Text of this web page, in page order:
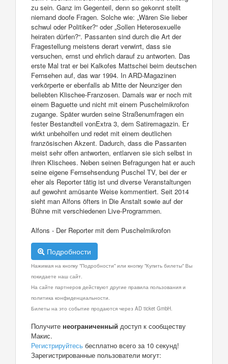
zu sein. Ganz im Gegenteil, denn so gekonnt stellt
niemand doofe Fragen. Solche wie: „Wären Sie lieber
schwul oder Politiker?“ oder „Sollen Heterosexuelle
heiraten dürfen?“. Passanten sind durch die Art der
Fragestellung meistens derart verwirrt, dass sie
versuchen, ernst und ehrlich darauf zu antworten. Das
erste Mal trat er bei Kalkofes Mattschei beim deutschen
Fernsehen auf, das war 1994. In ARD-Magazinen
verkörperte er ebenfalls ab Mitte der Neunziger den
beliebten Klischee-Franzosen. Damals war er noch mit
einem Baguette und nicht mit einem Puschelmikrofon
zugange. Später wurden seine Straßenumfragen ein
fester Bestandteil vonExtra 3, dem Satiremagazin. Er
wirkt unbeholfen und redet mit einem deutlichen
französischen Akzent. Dadurch, dass die Passanten
meist sehr offen antworten, entlarven sie sich selbst in
ihren Klischees. Neben seinen Befragungen hat er auch
seine eigene Fernsehsendung Puschel TV, bei der er
eher als Reporter tätig ist und diverse Veranstaltungen
auf gewohnt amüsante Weise kommentiert. Seit 2014
sieht man Alfons öfters in Die Anstalt sowie auf der
Bühne mit verschiedenen Live-Programmen.
Alfons - Der Reporter mit dem Puschelmikrofon
Подробности
Нажимая на кнопку "Подробности" или кнопку "Купить билеты" Вы
покидаете наш сайт.
На сайте партнеров действуют другие правила пользования и
политика конфиденциальности.
Билеты на это событие продаются через AD ticket GmbH.
Получите неограниченный доступ к сообществу
Макис.
Регистрируйтесь бесплатно всего за 10 секунд!
Зарегистрированные пользователи могут: